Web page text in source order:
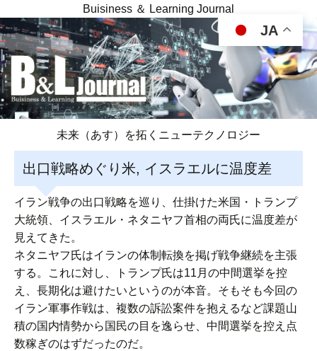
Buisiness ＆ Learning Journal
未来（あす）を拓くニューテクノロジー
出口戦略めぐり米, イスラエルに温度差
イラン戦争の出口戦略を巡り、仕掛けた米国・トランプ
大統領、イスラエル・ネタニヤフ首相の両氏に温度差が
見えてきた。
ネタニヤフ氏はイランの体制転換を掲げ戦争継続を主張
する。これに対し、トランプ氏は11月の中間選挙を控
え、長期化は避けたいというのが本音。そもそも今回の
イラン軍事作戦は、複数の訴訟案件を抱えるなど課題山
積の国内情勢から国民の目を逸らせ、中間選挙を控え点
数稼ぎのはずだったのだ。
JA